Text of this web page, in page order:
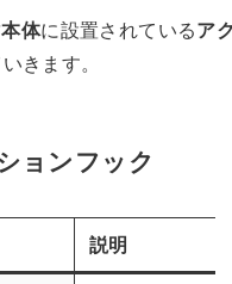
体に設置されているア
きます。
ョンフック
説明